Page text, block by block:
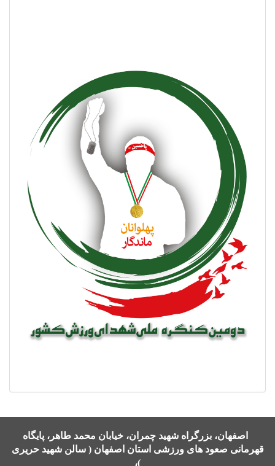
اصفهان، بزرگراه شهید چمران، خیابان محمد طاهر، پایگاه
قهرمانی صعود های ورزشی استان اصفهان ( سالن شهید حریری
)،